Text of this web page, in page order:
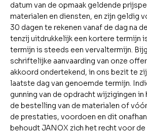
datum van de opmaak geldende
materialen en diensten, en zijn geldig
30 dagen te rekenen vanaf de dag na
tenzij uitdrukkelijk een kortere termijn
termijn is steeds een vervaltermijn.
schriftelijke aanvaarding van onze
akkoord ondertekend, in ons bezit te
laatste dag van genoemde termijn.
gunning van de opdracht wijzigingen
de bestelling van de materialen of
de prestaties, voordoen en dit
behoudt JANOX zich het recht voor de